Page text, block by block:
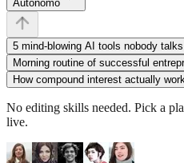
Autonomo
5 mind-blowing AI tools nobody
Morning routine of successful
How compound interest actually
No editing skills needed. Pick a
live.